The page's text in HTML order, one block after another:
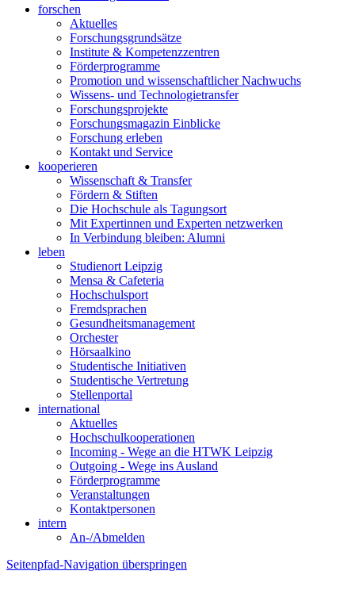
forschen
Aktuelles
Forschungsgrundsätze
Institute & Kompetenzzentren
Förderprogramme
Promotion und wissenschaftlicher Nachwuchs
Wissens- und Technologietransfer
Forschungsprojekte
Forschungsmagazin Einblicke
Forschung erleben
Kontakt und Service
kooperieren
Wissenschaft & Transfer
Fördern & Stiften
Die Hochschule als Tagungsort
Mit Expertinnen und Experten netzwerken
In Verbindung bleiben: Alumni
leben
Studienort Leipzig
Mensa & Cafeteria
Hochschulsport
Fremdsprachen
Gesundheitsmanagement
Orchester
Hörsaalkino
Studentische Initiativen
Studentische Vertretung
Stellenportal
international
Aktuelles
Hochschulkooperationen
Incoming - Wege an die HTWK Leipzig
Outgoing - Wege ins Ausland
Förderprogramme
Veranstaltungen
Kontaktpersonen
intern
An-/Abmelden
Seitenpfad-Navigation überspringen